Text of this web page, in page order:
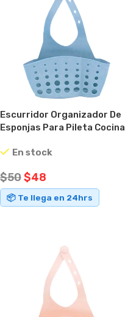
Escurridor Organizador De
Esponjas Para Pileta Cocina
En stock
$50$48
📦 Te llega en 24hrs